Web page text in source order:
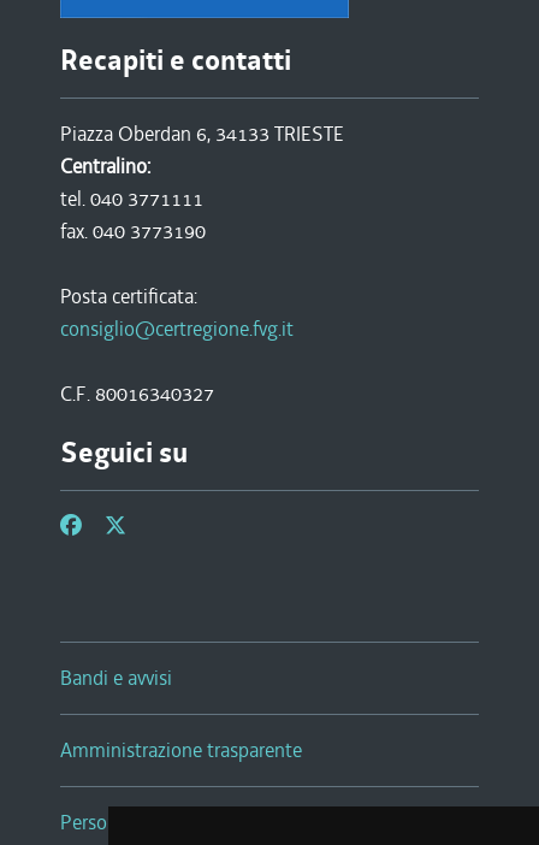
Recapiti e contatti
Piazza Oberdan 6, 34133 TRIESTE
Centralino:
tel. 040 3771111
fax. 040 3773190
Posta certificata:
consiglio@certregione.fvg.it
C.F. 80016340327
Seguici su
Bandi e avvisi
Amministrazione trasparente
Persone e Uffici